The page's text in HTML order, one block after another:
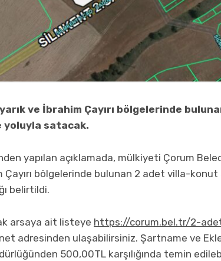
ve İbrahim Çayırı bölgelerinde
yoluyla satacak.
yapılan açıklamada, mülkiyeti Çorum
Çayırı bölgelerinde bulunan 2 adet villa-konut
belirtildi.
arsaya ait listeye https://corum.bel.tr/2-
adresinden ulaşabilirsiniz. Şartname ve
500,00TL karşılığında temin